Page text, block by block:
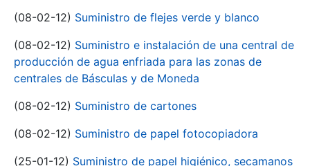
(08-02-12) Suministro de flejes verde y blanco
(08-02-12) Suministro e instalación de una central de
producción de agua enfriada para las zonas de
centrales de Básculas y de Moneda
(08-02-12) Suministro de cartones
(08-02-12) Suministro de papel fotocopiadora
(25-01-12) Suministro de papel higiénico, secamanos